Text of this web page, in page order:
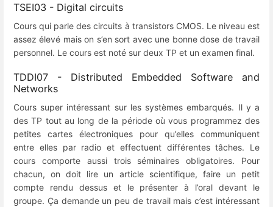
TSEI03 - Digital circuits
Cours qui parle des circuits à transistors CMOS. Le niveau est
assez élevé mais on s’en sort avec une bonne dose de travail
personnel. Le cours est noté sur deux TP et un examen final.
TDDI07 - Distributed Embedded Software and
Networks
Cours super intéressant sur les systèmes embarqués. Il y a
des TP tout au long de la période où vous programmez des
petites cartes électroniques pour qu’elles communiquent
entre elles par radio et effectuent différentes tâches. Le
cours comporte aussi trois séminaires obligatoires. Pour
chacun, on doit lire un article scientifique, faire un petit
compte rendu dessus et le présenter à l’oral devant le
groupe. Ça demande un peu de travail mais c’est intéressant